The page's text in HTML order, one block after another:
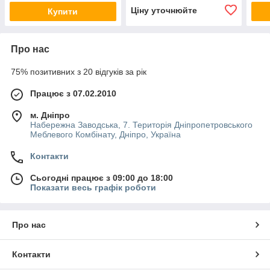
Купити
Ціну уточнюйте
Про нас
75% позитивних з 20 відгуків за рік
Працює з 07.02.2010
м. Дніпро
Набережна Заводська, 7. Територія Дніпропетровського
Меблевого Комбінату, Дніпро, Україна
Контакти
Сьогодні працює з 09:00 до 18:00
Показати весь графік роботи
Про нас
Контакти